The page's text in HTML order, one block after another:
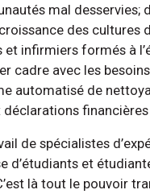
mal desservies;
des cultures
infirmiers formés à
cadre avec les
automatisé de
déclarations
de spécialistes
d’étudiants et
là tout le pouvoir